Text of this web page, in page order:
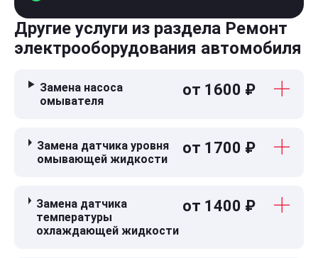
Другие услуги из раздела Ремонт
электрооборудования автомобиля
Замена насоса
омывателя
от 1600 ₽
Замена датчика уровня
омывающей жидкости
от 1700 ₽
Замена датчика
температуры
охлаждающей жидкости
от 1400 ₽